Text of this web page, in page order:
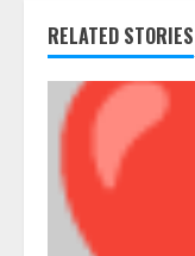
RELATED STORIES